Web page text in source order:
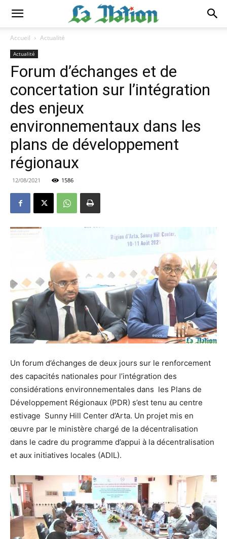
Accueil Actualité
Actualité
Forum d’échanges et de
concertation sur l’intégration
des enjeux
environnementaux dans les
plans de développement
régionaux
12/08/2021 1586
Un forum d’échanges de deux jours sur le renforcement
des capacités nationales pour l’intégration des
considérations environnementales dans les Plans de
Développement Régionaux (PDR) s’est tenu au centre
estivage Sunny Hill Center d’Arta. Un projet mis en
œuvre par le ministère chargé de la décentralisation
dans le cadre du programme d’appui à la décentralisation
et aux initiatives locales (ADIL).